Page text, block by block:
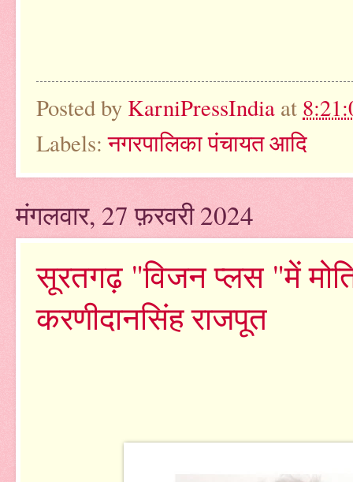
Posted by KarniPressIndia at
Labels:नगरपालिका पंचायत आदि
मंगलवार, 27 फ़रवरी 2024
सूरतगढ़ "विजन प्लस "में
करणीदानसिंह राजपूत